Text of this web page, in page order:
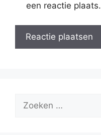
een reactie plaats.
naar: